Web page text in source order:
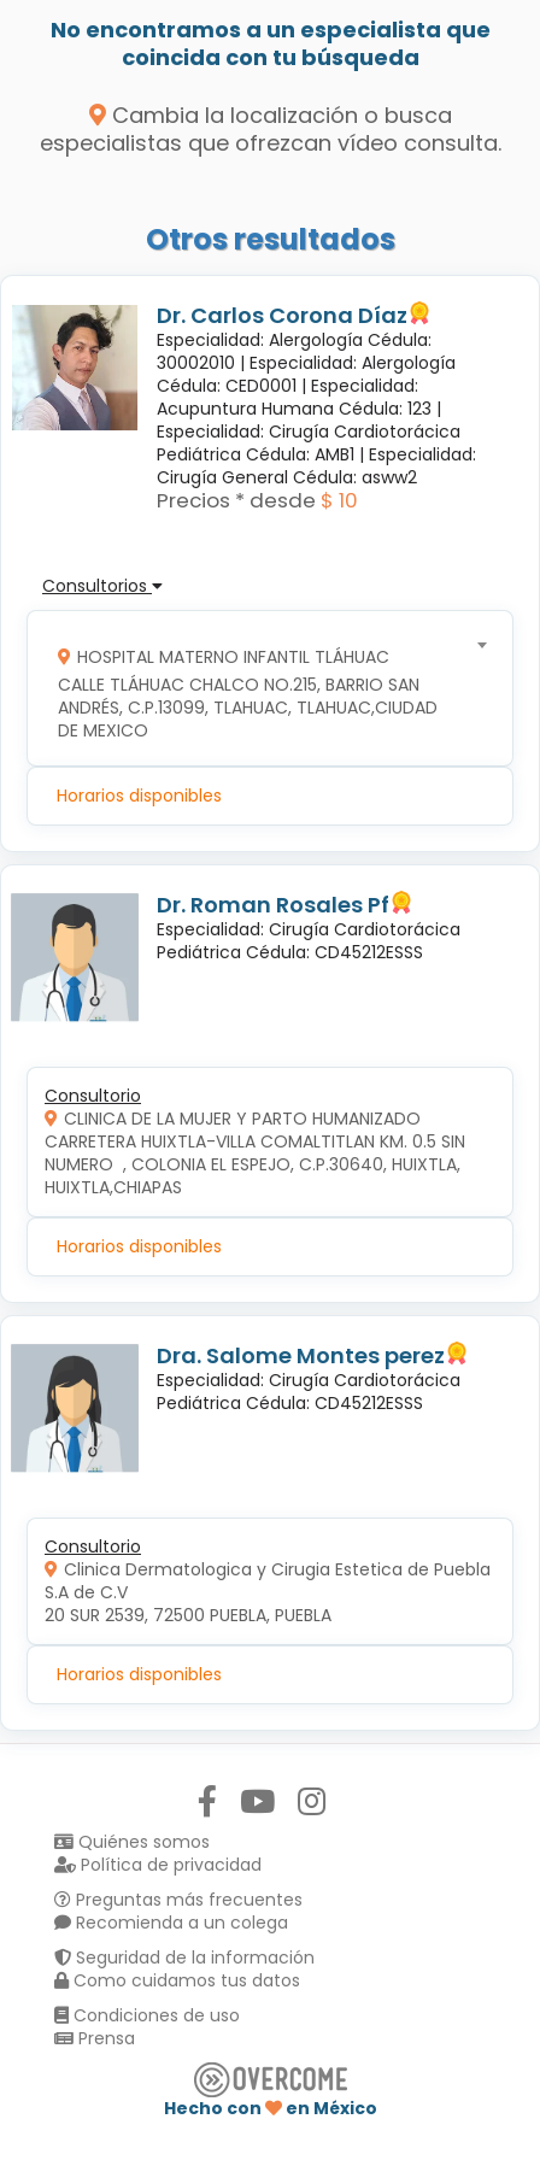
No encontramos a un especialista que
coincida con tu búsqueda
Cambia la localización o busca
especialistas que ofrezcan vídeo consulta.
Otros resultados
Dr. Carlos Corona Díaz
Especialidad: Alergología Cédula:
30002010 | Especialidad: Alergología
Cédula: CED0001 | Especialidad:
Acupuntura Humana Cédula: 123 |
Especialidad: Cirugía Cardiotorácica
Pediátrica Cédula: AMB1 | Especialidad:
Cirugía General Cédula: asww2
Precios * desde $ 10
Consultorios
HOSPITAL MATERNO INFANTIL TLÁHUAC
CALLE TLÁHUAC CHALCO NO.215, BARRIO SAN
ANDRÉS, C.P.13099, TLAHUAC, TLAHUAC,CIUDAD
DE MEXICO
Horarios disponibles
Dr. Roman Rosales Pf
Especialidad: Cirugía Cardiotorácica
Pediátrica Cédula: CD45212ESSS
Consultorio
CLINICA DE LA MUJER Y PARTO HUMANIZADO
CARRETERA HUIXTLA-VILLA COMALTITLAN KM. 0.5 SIN
NUMERO  , COLONIA EL ESPEJO, C.P.30640, HUIXTLA,
HUIXTLA,CHIAPAS
Horarios disponibles
Dra. Salome Montes perez
Especialidad: Cirugía Cardiotorácica
Pediátrica Cédula: CD45212ESSS
Consultorio
Clinica Dermatologica y Cirugia Estetica de Puebla
S.A de C.V
20 SUR 2539, 72500 PUEBLA, PUEBLA
Horarios disponibles
Quiénes somos
Política de privacidad
Preguntas más frecuentes
Recomienda a un colega
Seguridad de la información
Como cuidamos tus datos
Condiciones de uso
Prensa
Hecho con
en México